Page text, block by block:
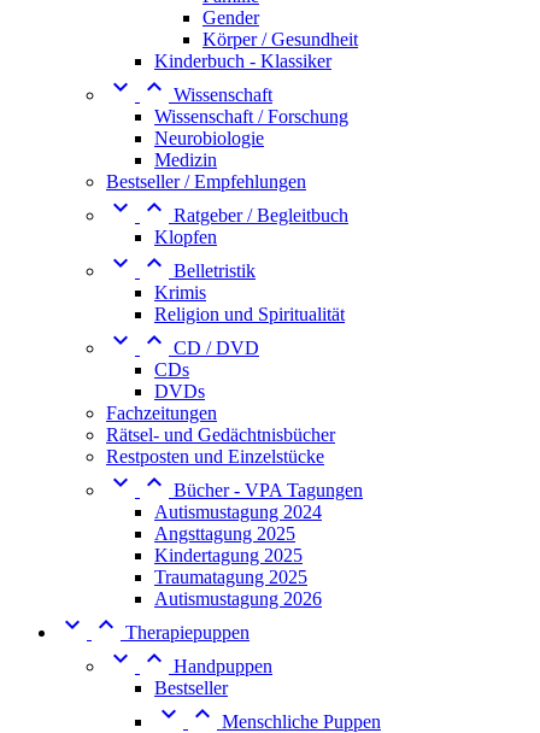
Gender
Körper / Gesundheit
Kinderbuch - Klassiker
  Wissenschaft
Wissenschaft / Forschung
Neurobiologie
Medizin
Bestseller / Empfehlungen
  Ratgeber / Begleitbuch
Klopfen
  Belletristik
Krimis
Religion und Spiritualität
  CD / DVD
CDs
DVDs
Fachzeitungen
Rätsel- und Gedächtnisbücher
Restposten und Einzelstücke
  Bücher - VPA Tagungen
Autismustagung 2024
Angsttagung 2025
Kindertagung 2025
Traumatagung 2025
Autismustagung 2026
  Therapiepuppen
  Handpuppen
Bestseller
  Menschliche Puppen